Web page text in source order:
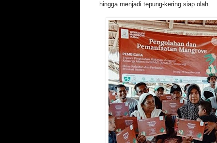
hingga menjadi tepung-kering siap olah.